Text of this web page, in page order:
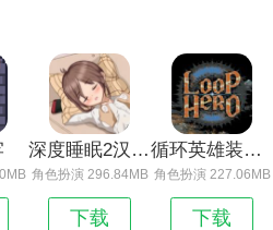
深度睡眠2汉化安卓直装版_深度睡眠2汉化直装版
角色扮演 296.84MB
下载
循环英雄装备栏怎么解锁_循环英雄
角色扮演 227.06MB
下载